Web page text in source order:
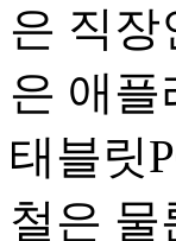
은 직장
은 애플
태블릿
철은 물